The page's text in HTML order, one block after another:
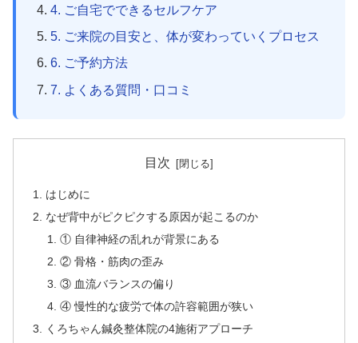
4. ご自宅でできるセルフケア
5. ご来院の目安と、体が変わっていくプロセス
6. ご予約方法
7. よくある質問・口コミ
目次
はじめに
なぜ背中がピクピクする原因が起こるのか
① 自律神経の乱れが背景にある
② 骨格・筋肉の歪み
③ 血流バランスの偏り
④ 慢性的な疲労で体の許容範囲が狭い
くろちゃん鍼灸整体院の4施術アプローチ